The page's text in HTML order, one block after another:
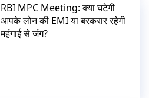
RBI MPC Meeting: क्या घटेगी
आपके लोन की EMI या बरकरार रहेगी
महंगाई से जंग?